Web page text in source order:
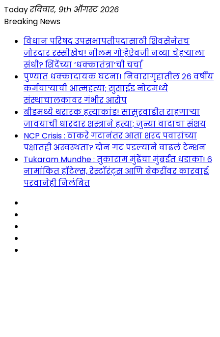
Skip
to
Todayरविवार, 9th ऑगस्ट 2026
Breaking News
विधान परिषद उपसभापतीपदासाठी शिवसेनेतच
जोरदार रस्सीखेच! नीलम गोऱ्हेंऐवजी नव्या चेहऱ्याला
संधी? शिंदेंच्या ‘धक्कातंत्रा’ची चर्चा
पुण्यात धक्कादायक घटना! निवारागृहातील २६ वर्षीय
कर्मचाऱ्याची आत्महत्या; सुसाईड नोटमध्ये
संस्थाचालकावर गंभीर आरोप
बीडमध्ये थरारक हत्याकांड! सासुरवाडीत राहणाऱ्या
जावयाची धारदार शस्त्राने हत्या; जुन्या वादाचा संशय
NCP Crisis : ठाकरे गटानंतर आता शरद पवारांच्या
पक्षातही अस्वस्थता? दोन गट पडल्याने वाढलं टेन्शन
Tukaram Mundhe : तुकाराम मुंढेंचा मुंबईत धडाका! ६
नामांकित हॉटेल्स, रेस्टॉरंट्स आणि बेकरींवर कारवाई;
परवानेही निलंबित